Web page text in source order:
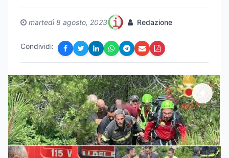
martedì 8 agosto, 2023 Redazione
Condividi: